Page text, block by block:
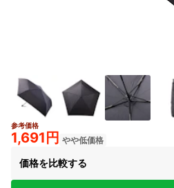
参考価格
1,691円 やや低価格
価格を比較する